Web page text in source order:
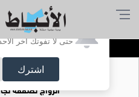
أترغب في
حتى لا تفوتك آخر
اشتركفتيات
الزواج لصفقة